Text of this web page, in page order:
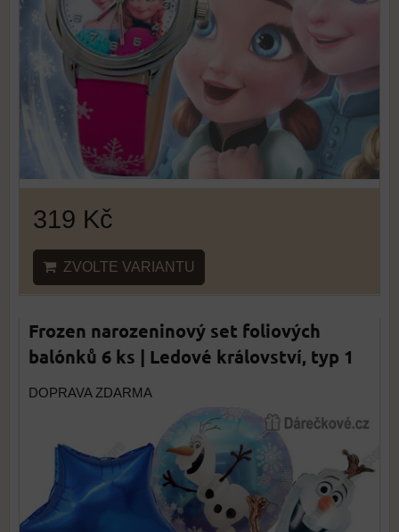
319 Kč
ZVOLTE VARIANTU
Frozen narozeninový set foliových
balónků 6 ks | Ledové království, typ 1
DOPRAVA ZDARMA